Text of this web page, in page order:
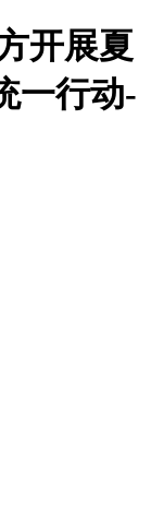
开展夏
一行动-